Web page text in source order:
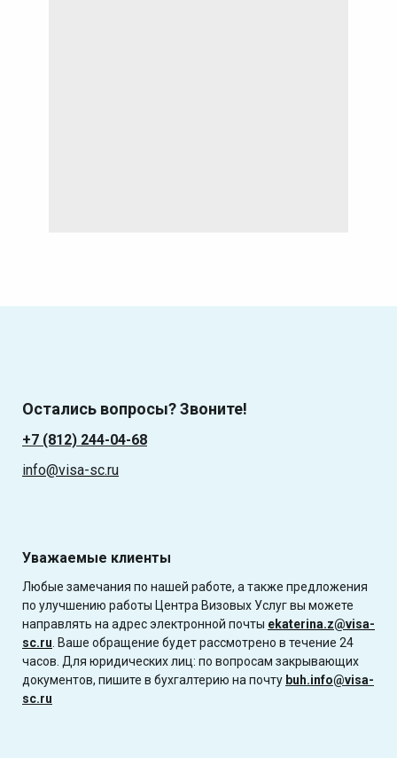
Остались вопросы? Звоните!
+7 (812) 244-04-68
info@visa-sc.ru
Уважаемые клиенты
Любые замечания по нашей работе, а также предложения
по улучшению работы Центра Визовых Услуг вы можете
направлять на адрес электронной почты ekaterina.z@visa-
sc.ru . Ваше обращение будет рассмотрено в течение 24
часов. Для юридических лиц: по вопросам закрывающих
документов, пишите в бухгалтерию на почту buh.info@visa-
sc.ru